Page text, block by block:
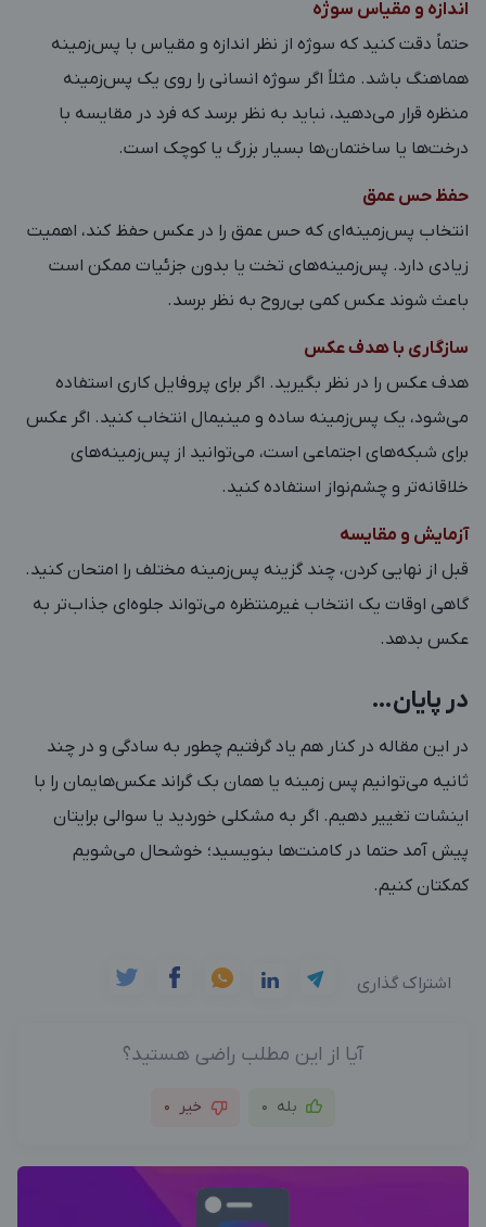
اندازه و مقیاس سوژه
حتماً دقت کنید که سوژه از نظر اندازه و مقیاس با پس‌زمینه
هماهنگ باشد. مثلاً اگر سوژه انسانی را روی یک پس‌زمینه
منظره قرار می‌دهید، نباید به نظر برسد که فرد در مقایسه با
درخت‌ها یا ساختمان‌ها بسیار بزرگ یا کوچک است.
حفظ حس عمق
انتخاب پس‌زمینه‌ای که حس عمق را در عکس حفظ کند، اهمیت
زیادی دارد. پس‌زمینه‌های تخت یا بدون جزئیات ممکن است
باعث شوند عکس کمی بی‌روح به نظر برسد.
سازگاری با هدف عکس
هدف عکس را در نظر بگیرید. اگر برای پروفایل کاری استفاده
می‌شود، یک پس‌زمینه ساده و مینیمال انتخاب کنید. اگر عکس
برای شبکه‌های اجتماعی است، می‌توانید از پس‌زمینه‌های
خلاقانه‌تر و چشم‌نواز استفاده کنید.
آزمایش و مقایسه
قبل از نهایی کردن، چند گزینه پس‌زمینه مختلف را امتحان کنید.
گاهی اوقات یک انتخاب غیرمنتظره می‌تواند جلوه‌ای جذاب‌تر به
عکس بدهد.
در پایان…
در این مقاله در کنار هم یاد گرفتیم چطور به سادگی و در چند
ثانیه می‌توانیم پس زمینه یا همان بک گراند عکس‌هایمان را با
اینشات تغییر دهیم. اگر به مشکلی خوردید یا سوالی برایتان
پیش آمد حتما در کامنت‌ها بنویسید؛ خوشحال می‌شویم
کمکتان کنیم.
اشتراک گذاری
آیا از این مطلب راضی هستید؟
بله 0 خیر 0